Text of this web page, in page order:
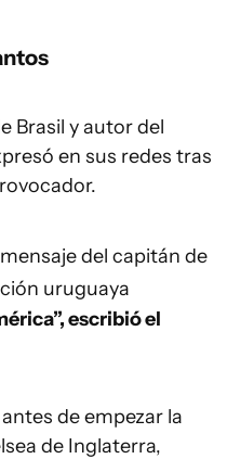
Brasil y autor del
en sus redes tras
del capitán de
uruguaya
escribió el
de empezar la
de Inglaterra,